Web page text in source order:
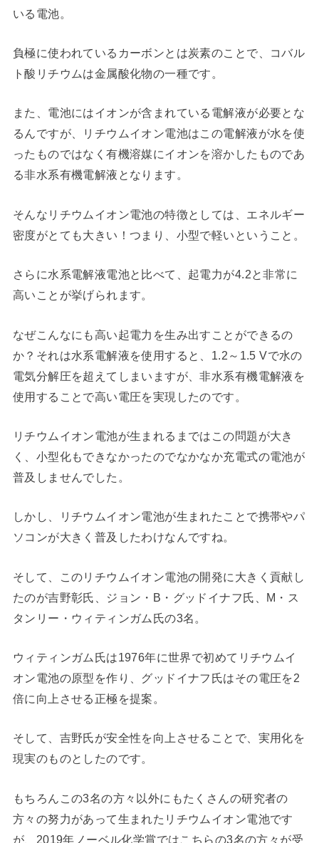
いる電池。
負極に使われているカーボンとは炭素のことで、コバル
ト酸リチウムは金属酸化物の一種です。
また、電池にはイオンが含まれている電解液が必要とな
るんですが、リチウムイオン電池はこの電解液が水を使
ったものではなく有機溶媒にイオンを溶かしたものであ
る非水系有機電解液となります。
そんなリチウムイオン電池の特徴としては、エネルギー
密度がとても大きい！つまり、小型で軽いということ。
さらに水系電解液電池と比べて、起電力が4.2と非常に
高いことが挙げられます。
なぜこんなにも高い起電力を生み出すことができるの
か？それは水系電解液を使用すると、1.2～1.5 Vで水の
電気分解圧を超えてしまいますが、非水系有機電解液を
使用することで高い電圧を実現したのです。
リチウムイオン電池が生まれるまではこの問題が大き
く、小型化もできなかったのでなかなか充電式の電池が
普及しませんでした。
しかし、リチウムイオン電池が生まれたことで携帯やパ
ソコンが大きく普及したわけなんですね。
そして、このリチウムイオン電池の開発に大きく貢献し
たのが吉野彰氏、ジョン・B・グッドイナフ氏、M・ス
タンリー・ウィティンガム氏の3名。
ウィティンガム氏は1976年に世界で初めてリチウムイ
オン電池の原型を作り、グッドイナフ氏はその電圧を2
倍に向上させる正極を提案。
そして、吉野氏が安全性を向上させることで、実用化を
現実のものとしたのです。
もちろんこの3名の方々以外にもたくさんの研究者の
方々の努力があって生まれたリチウムイオン電池です
が、2019年ノーベル化学賞ではこちらの3名の方々が受